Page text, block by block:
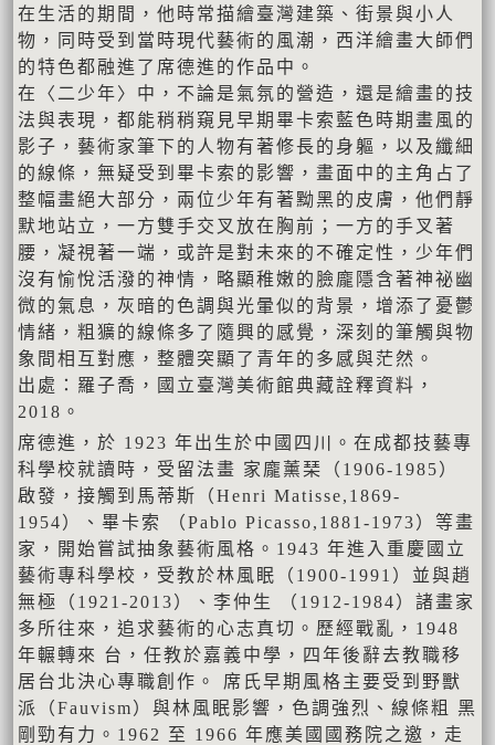
在生活的期間，他時常描繪臺灣建築、街景與小人
物，同時受到當時現代藝術的風潮，西洋繪畫大師們
的特色都融進了席德進的作品中。
在〈二少年〉中，不論是氣氛的營造，還是繪畫的技
法與表現，都能稍稍窺見早期畢卡索藍色時期畫風的
影子，藝術家筆下的人物有著修長的身軀，以及纖細
的線條，無疑受到畢卡索的影響，畫面中的主角占了
整幅畫絕大部分，兩位少年有著黝黑的皮膚，他們靜
默地站立，一方雙手交叉放在胸前；一方的手叉著
腰，凝視著一端，或許是對未來的不確定性，少年們
沒有愉悅活潑的神情，略顯稚嫩的臉龐隱含著神祕幽
微的氣息，灰暗的色調與光暈似的背景，增添了憂鬱
情緒，粗獷的線條多了隨興的感覺，深刻的筆觸與物
象間相互對應，整體突顯了青年的多感與茫然。
出處：羅子喬，國立臺灣美術館典藏詮釋資料，
2018。
席德進，於 1923 年出⽣於中國四川。在成都技藝專
科學校就讀時，受留法畫 家龐薰琹（1906-1985）
啟發，接觸到⾺蒂斯（Henri Matisse,1869-
1954）、畢卡索 （Pablo Picasso,1881-1973）等畫
家，開始嘗試抽象藝術風格。1943 年進入重慶國⽴
藝術專科學校，受教於林風眠（1900-1991）並與趙
無極（1921-2013）、李仲⽣ （1912-1984）諸畫家
多所往來，追求藝術的⼼志真切。歷經戰亂，1948
年輾轉來 台，任教於嘉義中學，四年後辭去教職移
居台北決⼼專職創作。 席氏早期風格主要受到野獸
派（Fauvism）與林風眠影響，⾊調強烈、線條粗 ⿊
剛勁有⼒。1962 至 1966 年應美國國務院之邀，⾛